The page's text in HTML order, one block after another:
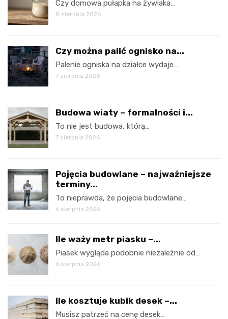
Czy domowa pułapka na żywiaka…
8 sierpnia 2026
Czy można palić ognisko na...
Palenie ogniska na działce wydaje…
7 sierpnia 2026
Budowa wiaty – formalności i...
To nie jest budowa, którą…
7 sierpnia 2026
Pojęcia budowlane – najważniejsze
terminy...
To nieprawda, że pojęcia budowlane…
6 sierpnia 2026
Ile waży metr piasku –...
Piasek wygląda podobnie niezależnie od…
6 sierpnia 2026
Ile kosztuje kubik desek –...
Musisz patrzeć na cenę desek…